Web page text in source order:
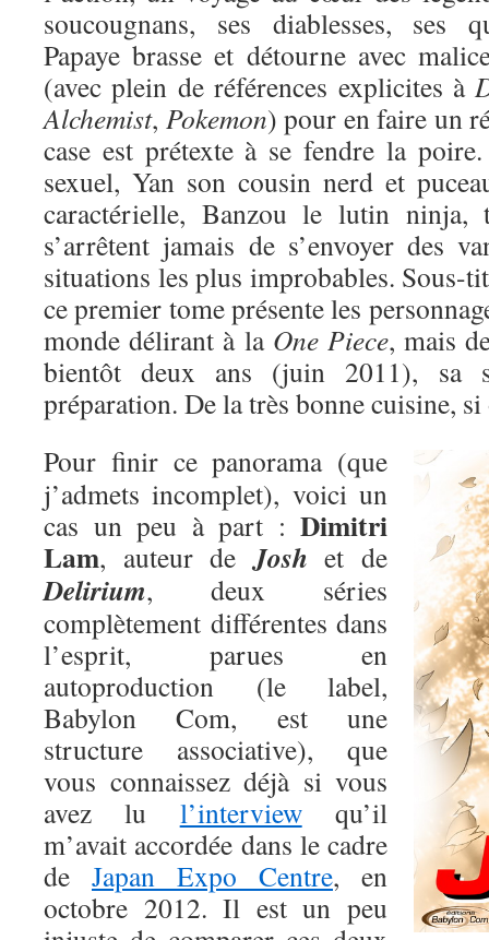
soucougnans, ses diablesses, ses
Papaye brasse et détourne avec
(avec plein de références explicites à
Alchemist, Pokemon) pour en faire un
case est prétexte à se fendre la
sexuel, Yan son cousin nerd et
caractérielle, Banzou le lutin ninja,
s’arrêtent jamais de s’envoyer des
situations les plus improbables. Sous-
ce premier tome présente les
monde délirant à la One Piece, mais
bientôt deux ans (juin 2011), sa
préparation. De la très bonne cuisine, si
Pour finir ce panorama (que
j’admets incomplet), voici un
cas un peu à part : Dimitri
Lam, auteur deJosh et de
Delirium, deux séries
complètement différentes dans
l’esprit, parues en
autoproduction (le label,
Babylon Com, est une
structure associative), que
vous connaissez déjà si vous
avez lu l’interviewqu’il
m’avait accordée dans le cadre
de Japan Expo Centre, en
octobre 2012. Il est un peu